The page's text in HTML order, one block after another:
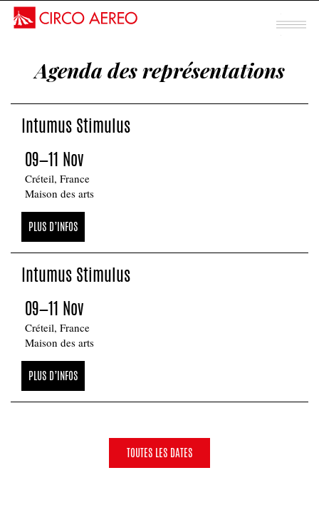
Spectacle mentalisme
Sous chapiteau
INTUMUS
Agenda des représentations
Intumus Stimulus
09—11 Nov
Créteil, France
Maison des arts
PLUS D’INFOS
Intumus Stimulus
09—11 Nov
Créteil, France
Maison des arts
PLUS D’INFOS
TOUTES LES DATES